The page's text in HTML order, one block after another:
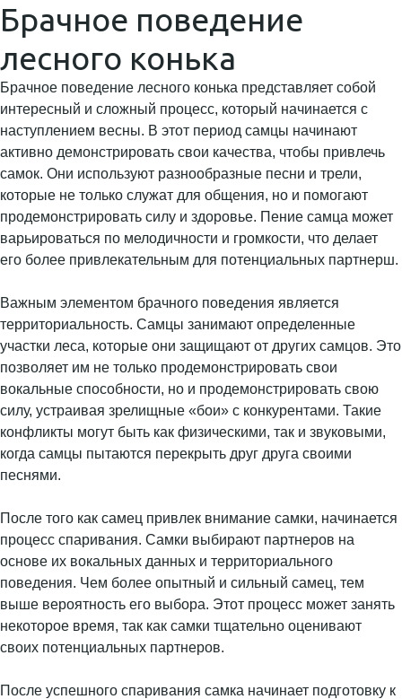
Брачное поведение
лесного конька
Брачное поведение лесного конька представляет собой
интересный и сложный процесс, который начинается с
наступлением весны. В этот период самцы начинают
активно демонстрировать свои качества, чтобы привлечь
самок. Они используют разнообразные песни и трели,
которые не только служат для общения, но и помогают
продемонстрировать силу и здоровье. Пение самца может
варьироваться по мелодичности и громкости, что делает
его более привлекательным для потенциальных партнерш.
Важным элементом брачного поведения является
территориальность. Самцы занимают определенные
участки леса, которые они защищают от других самцов. Это
позволяет им не только продемонстрировать свои
вокальные способности, но и продемонстрировать свою
силу, устраивая зрелищные «бои» с конкурентами. Такие
конфликты могут быть как физическими, так и звуковыми,
когда самцы пытаются перекрыть друг друга своими
песнями.
После того как самец привлек внимание самки, начинается
процесс спаривания. Самки выбирают партнеров на
основе их вокальных данных и территориального
поведения. Чем более опытный и сильный самец, тем
выше вероятность его выбора. Этот процесс может занять
некоторое время, так как самки тщательно оценивают
своих потенциальных партнеров.
После успешного спаривания самка начинает подготовку к